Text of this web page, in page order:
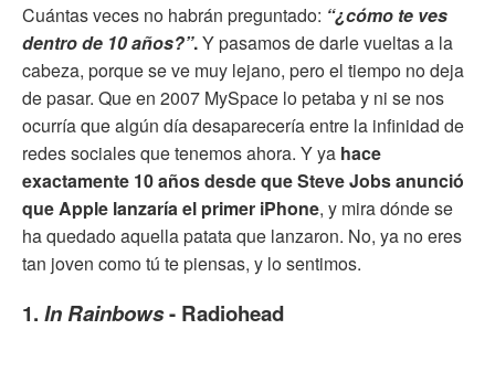
Cuántas veces no habrán preguntado: “¿cómo te ves
dentro de 10 años?”.Y pasamos de darle vueltas a la
cabeza, porque se ve muy lejano, pero el tiempo no deja
de pasar. Que en 2007 MySpace lo petaba y ni se nos
ocurría que algún día desaparecería entre la infinidad de
redes sociales que tenemos ahora. Y ya hace
exactamente 10 años desde que Steve Jobs anunció
que Apple lanzaría el primer iPhone, y mira dónde se
ha quedado aquella patata que lanzaron. No, ya no eres
tan joven como tú te piensas, y lo sentimos.
1. In Rainbows- Radiohead